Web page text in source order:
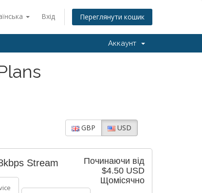
Вхід Переглянути кошик
Аккаунт
GBP USD
Починаючи від
$4.50 USD
Щомісячно
Stream